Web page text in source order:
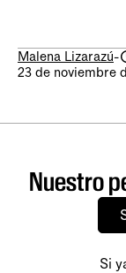
Malena Lizarazú-
23 de noviembre
Nuestro
Si